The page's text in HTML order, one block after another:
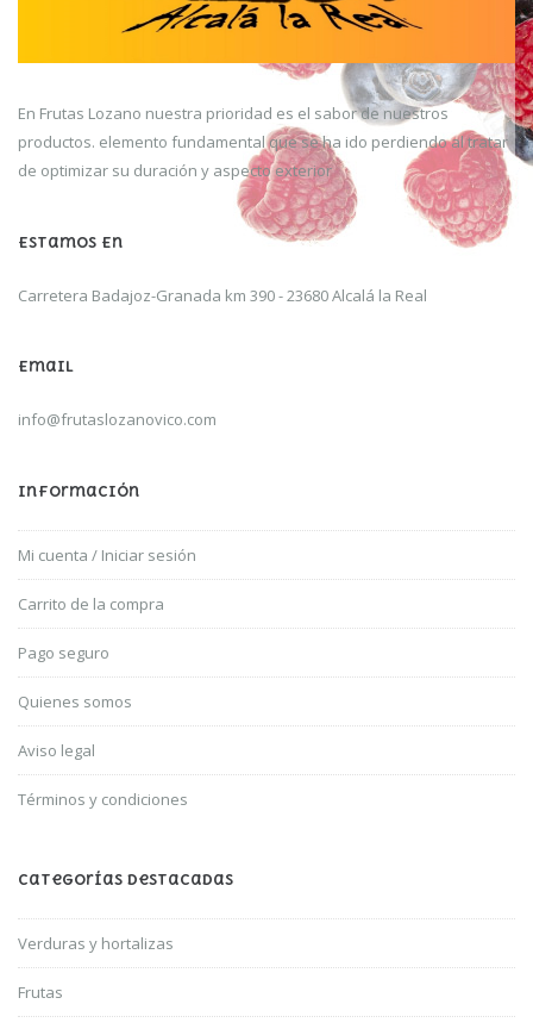
En Frutas Lozano nuestra prioridad es el sabor de nuestros
productos. elemento fundamental que se ha ido perdiendo al tratar
de optimizar su duración y aspecto exterior
Estamos En
Carretera Badajoz-Granada km 390 - 23680 Alcalá la Real
Email
info@frutaslozanovico.com
Información
Mi cuenta / Iniciar sesión
Carrito de la compra
Pago seguro
Quienes somos
Aviso legal
Términos y condiciones
Categorías Destacadas
Verduras y hortalizas
Frutas